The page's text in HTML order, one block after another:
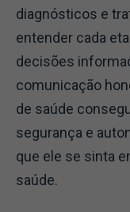
diagnósticos e
entender cada
decisões
comunicação
de saúde
segurança e
que ele se sinta
saúde.